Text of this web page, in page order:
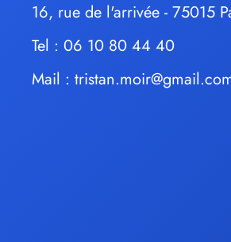
16, rue de l'arrivée - 75015
Tel : 06 10 80 44 40
Mail :